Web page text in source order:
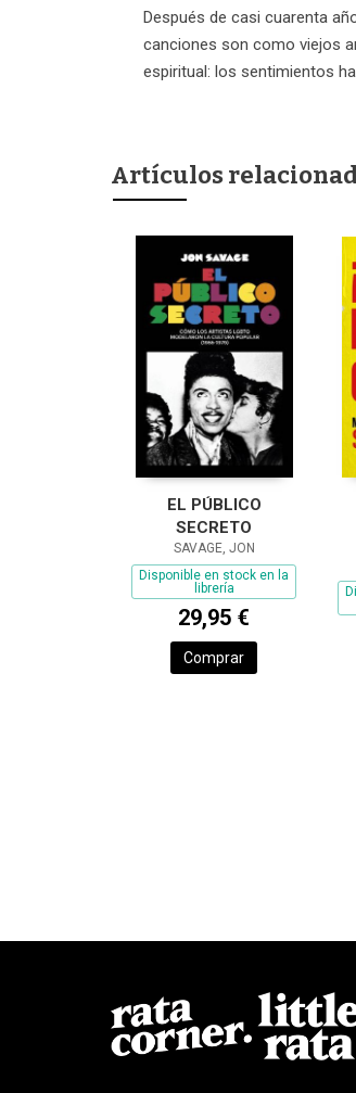
Después de casi cuarenta
canciones son como viejos
espiritual: los sentimientos
Artículos
EL PÚBLICO
SECRETO
SAVAGE, JON
Disponible en stock en la
librería
29,95 €
Comprar